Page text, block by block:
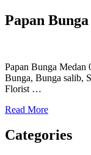
Papan
Papan Bunga Medan
Bunga, Bunga salib,
Florist …
Read More
Categories